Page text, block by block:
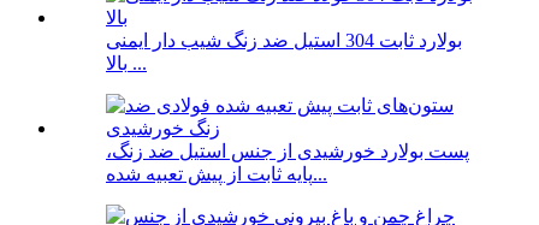
بولارد ثابت 304 استیل ضد زنگ شیب دار ایمنی
بالا ...
پست بولارد خورشیدی از جنس استیل ضد زنگ،
پایه ثابت از پیش تعبیه شده...